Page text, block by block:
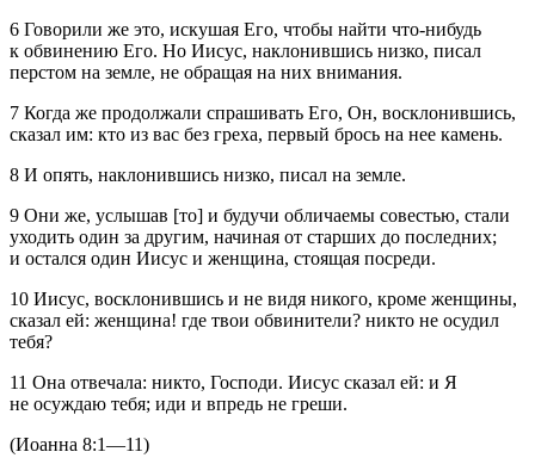
6 Говорили же это, искушая Его, чтобы найти что-нибудь
к обвинению Его. Но Иисус, наклонившись низко, писал
перстом на земле, не обращая на них внимания.
7 Когда же продолжали спрашивать Его, Он, восклонившись,
сказал им: кто из вас без греха, первый брось на нее камень.
8 И опять, наклонившись низко, писал на земле.
9 Они же, услышав [то] и будучи обличаемы совестью, стали
уходить один за другим, начиная от старших до последних;
и остался один Иисус и женщина, стоящая посреди.
10 Иисус, восклонившись и не видя никого, кроме женщины,
сказал ей: женщина! где твои обвинители? никто не осудил
тебя?
11 Она отвечала: никто, Господи. Иисус сказал ей: и Я
не осуждаю тебя; иди и впредь не греши.
(Иоанна 8:1—11)